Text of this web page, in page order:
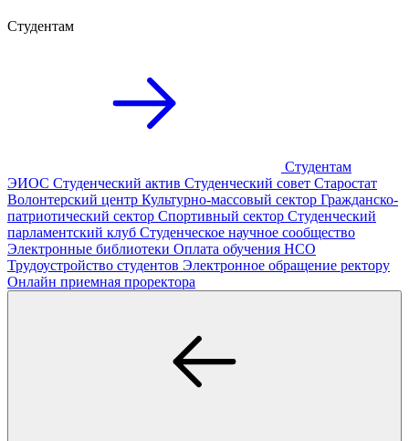
Студентам
Студентам
ЭИОС Студенческий актив Студенческий совет Старостат
Волонтерский центр Культурно-массовый сектор Гражданско-
патриотический сектор Спортивный сектор Студенческий
парламентский клуб Студенческое научное сообщество
Электронные библиотеки Оплата обучения НСО
Трудоустройство студентов Электронное обращение ректору
Онлайн приемная проректора